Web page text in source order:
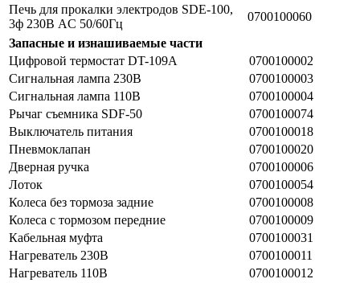
Печь для прокалки электродов SDE-100,
3ф 230В AC 50/60Гц
0700100060
Запасные и изнашиваемые части
Цифровой термостат DT-109A
0700100002
Сигнальная лампа 230В
0700100003
Сигнальная лампа 110В
0700100004
Рычаг съемника SDF-50
0700100074
Выключатель питания
0700100018
Пневмоклапан
0700100020
Дверная ручка
0700100006
Лоток
0700100054
Колеса без тормоза задние
0700100008
Колеса с тормозом передние
0700100009
Кабельная муфта
0700100031
Нагреватель 230В
0700100011
Нагреватель 110В
0700100012